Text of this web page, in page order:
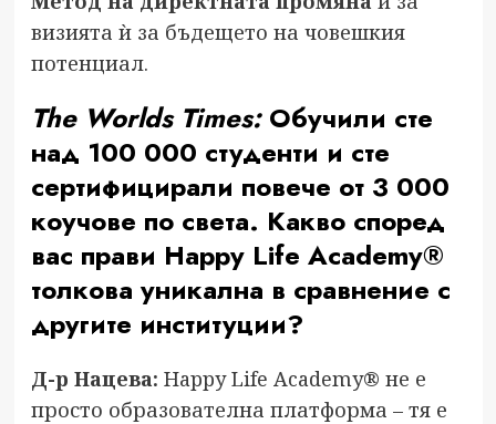
визията ѝ за бъдещето на човешкия
потенциал.
The Worlds Times:Обучили сте
над 100 000 студенти и сте
сертифицирали повече от 3 000
коучове по света. Какво според
вас прави Happy Life Academy®
толкова уникална в сравнение с
другите институции?
Д-р Нацева: Happy Life Academy® не е
просто образователна платформа – тя е